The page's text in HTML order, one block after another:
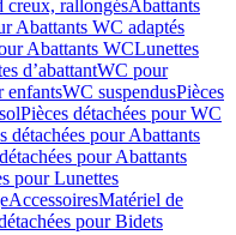
creux, rallongésAbattants
Abattants WC adaptés
Abattants WCLunettes
d’abattantWC pour
enfantsWC suspendusPièces
Pièces détachées pour WC
détachées pour Abattants
pour Abattants
pour Lunettes
AccessoiresMatériel de
pour Bidets